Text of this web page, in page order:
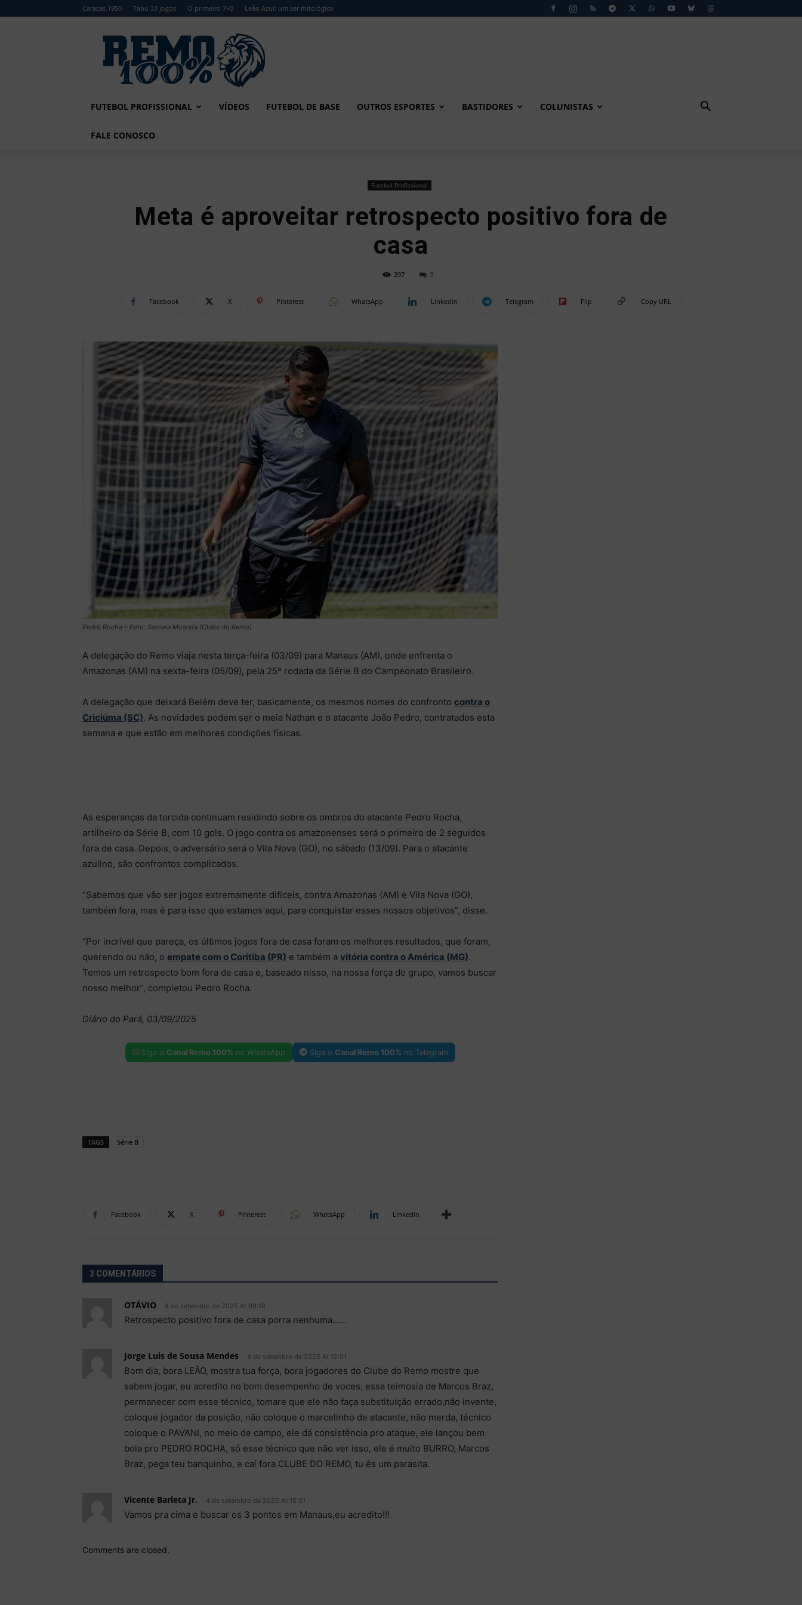
Caracas 1950 Tabu 33 jogos O primeiro 7×0 Leão Azul: um ser mitológico
Remo
FUTEBOL PROFISSIONAL VÍDEOS FUTEBOL DE BASE OUTROS ESPORTES BASTIDORES COLUNISTAS
FALE CONOSCO
Futebol Profissional
Meta é aproveitar retrospecto positivo fora de
casa
297 3
Facebook X Pinterest WhatsApp Linkedin Telegram Flip Copy URL
Pedro Rocha – Foto: Samara Miranda (Clube do Remo)
A delegação do Remo viaja nesta terça-feira (03/09) para Manaus (AM), onde enfrenta o
Amazonas (AM) na sexta-feira (05/09), pela 25ª rodada da Série B do Campeonato Brasileiro.
A delegação que deixará Belém deve ter, basicamente, os mesmos nomes do confronto contra o
Criciúma (SC). As novidades podem ser o meia Nathan e o atacante João Pedro, contratados esta
semana e que estão em melhores condições físicas.
As esperanças da torcida continuam residindo sobre os ombros do atacante Pedro Rocha,
artilheiro da Série B, com 10 gols. O jogo contra os amazonenses será o primeiro de 2 seguidos
fora de casa. Depois, o adversário será o Vila Nova (GO), no sábado (13/09). Para o atacante
azulino, são confrontos complicados.
“Sabemos que vão ser jogos extremamente difíceis, contra Amazonas (AM) e Vila Nova (GO),
também fora, mas é para isso que estamos aqui, para conquistar esses nossos objetivos”, disse.
“Por incrível que pareça, os últimos jogos fora de casa foram os melhores resultados, que foram,
querendo ou não, o empate com o Coritiba (PR) e também a vitória contra o América (MG).
Temos um retrospecto bom fora de casa e, baseado nisso, na nossa força do grupo, vamos buscar
nosso melhor”, completou Pedro Rocha.
Diário do Pará, 03/09/2025
Siga o Canal Remo 100% no WhatsApp Siga o Canal Remo 100% no Telegram
TAGS Série B
Facebook X Pinterest WhatsApp Linkedin
3 COMENTÁRIOS
OTÁVIO 4 de setembro de 2025 At 09:18
Retrospecto positivo fora de casa porra nenhuma……
Jorge Luis de Sousa Mendes 4 de setembro de 2025 At 12:01
Bom dia, bora LEÃO, mostra tua força, bora jogadores do Clube do Remo mostre que
sabem jogar, eu acredito no bom desempenho de voces, essa teimosia de Marcos Braz,
permanecer com esse técnico, tomare que ele não faça substituição errado,não invente,
coloque jogador da posição, não coloque o marcelinho de atacante, não merda, técnico
coloque o PAVANI, no meio de campo, ele dá consistência pro ataque, ele lançou bem
bola pro PEDRO ROCHA, só esse técnico que não ver isso, ele é muito BURRO, Marcos
Braz, pega teu banquinho, e caí fora CLUBE DO REMO, tu ês um parasita.
Vicente Barleta Jr. 4 de setembro de 2025 At 15:51
Vamos pra cima e buscar os 3 pontos em Manaus,eu acredito!!!
Comments are closed.